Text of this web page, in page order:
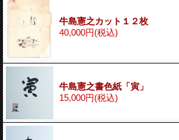
牛島憲之カット１２枚
40,000円(税込)
牛島憲之書色紙「寅」
15,000円(税込)